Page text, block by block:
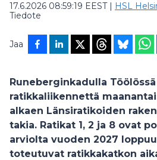
17.6.2026 08:59:19 EEST| HSL
Tiedote
Jaa
Runeberginkadulla
ratikkaliikennettä
alkaen Länsiratikoiden
takia. Ratikat 1, 2 ja 8 ovat
arviolta vuoden 2027
toteutuvat ratikkakatkon